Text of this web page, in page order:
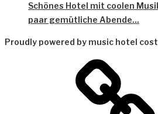
Schönes Hotel mit coolen
paar gemütliche Abende...
Proudly powered by music hotel
Datenschutz